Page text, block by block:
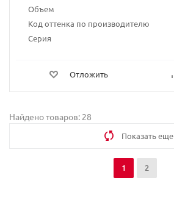
Объем
Код оттенка по производителю
Серия
Отложить
Найдено товаров: 28
Показать еще
1 2